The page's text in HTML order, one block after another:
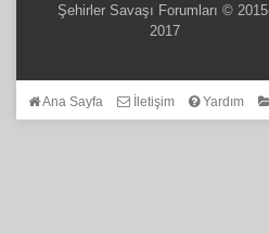
Şehirler Savaşı Forumları ©
2017
Ana Sayfa İletişim Yardım